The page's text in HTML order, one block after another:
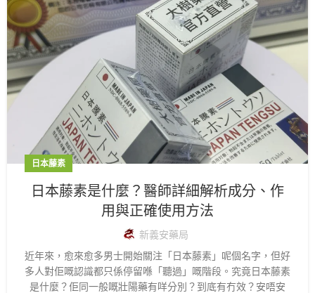
日本藤素
日本藤素是什麼？醫師詳細解析成分、作
用與正確使用方法
新義安藥局
近年來，愈來愈多男士開始關注「日本藤素」呢個名字，但好
多人對佢嘅認識都只係停留喺「聽過」嘅階段。究竟日本藤素
是什麼？佢同一般嘅壯陽藥有咩分別？到底有冇效？安唔安